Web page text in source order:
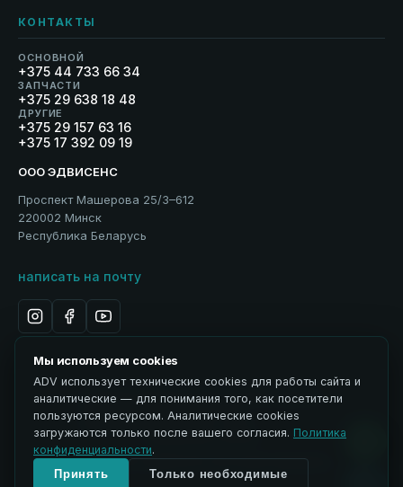
КОНТАКТЫ
ОСНОВНОЙ
+375 44 733 66 34
ЗАПЧАСТИ
+375 29 638 18 48
ДРУГИЕ
+375 29 157 63 16
+375 17 392 09 19
ООО ЭДВИСЕНС
Проспект Машерова 25/3–612
220002 Минск
Республика Беларусь
написать на почту
Политика обработки персональных данных
Использование материалов
ЭДВИСЕНС / Advisance → ADV
Управление cookies
© 2026 ООО ЭДВИСЕНС. Все права защищены.
Мы используем cookies
ADV использует технические cookies для работы сайта и
аналитические — для понимания того, как посетители
пользуются ресурсом. Аналитические cookies
загружаются только после вашего согласия. Политика
конфиденциальности.
Принять Только необходимые